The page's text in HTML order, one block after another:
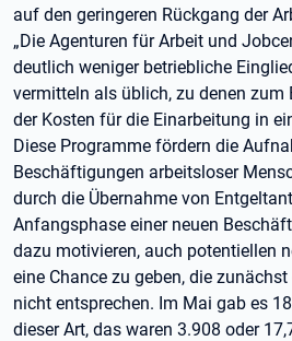
auf den geringeren Rückgang der
„Die Agenturen für Arbeit und
deutlich weniger betriebliche
vermitteln als üblich, zu denen zum
der Kosten für die Einarbeitung in
Diese Programme fördern die
Beschäftigungen arbeitsloser
durch die Übernahme von
Anfangsphase einer neuen
dazu motivieren, auch potentiellen
eine Chance zu geben, die
nicht entsprechen. Im Mai gab es
dieser Art, das waren 3.908 oder